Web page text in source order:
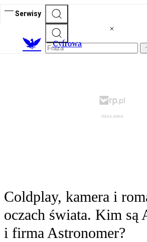
Serwisy
Cyfrowa
Coldplay, kamera i
oczach świata. Kim są
i firma Astronomer?